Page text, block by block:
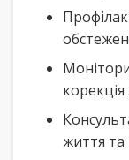
корекція
життя